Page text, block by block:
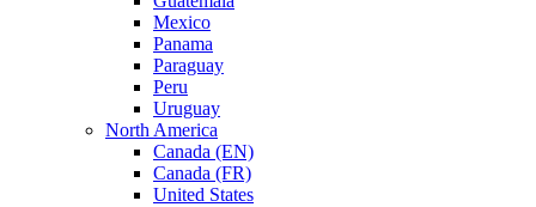
Mexico
Panama
Paraguay
Peru
Uruguay
North America
Canada (EN)
Canada (FR)
United States